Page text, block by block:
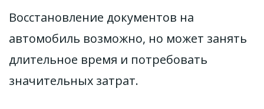
Восстановление документов на
автомобиль возможно, но может занять
длительное время и потребовать
значительных затрат.